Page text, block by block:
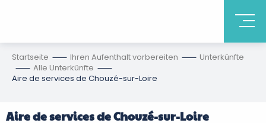
Startseite Ihren Aufenthalt vorbereiten
Unterkünfte
Alle Unterkünfte
Aire de services de Chouzé-sur-Loire
Aire de services de Chouzé-sur-Loire